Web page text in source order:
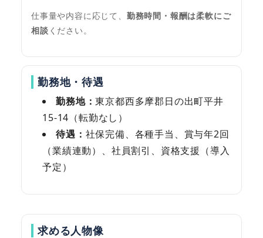
仕事量や内容に応じて、 勤務時間・報酬は柔軟にご
相談 ください。
勤務地・待遇
勤務地：東京都西多摩郡日の出町平井
15-14（転勤なし）
待遇： 社保完備、各種手当、賞与年2回
（業績連動）、社員割引、資格支援（導入
予定）
求める人物像